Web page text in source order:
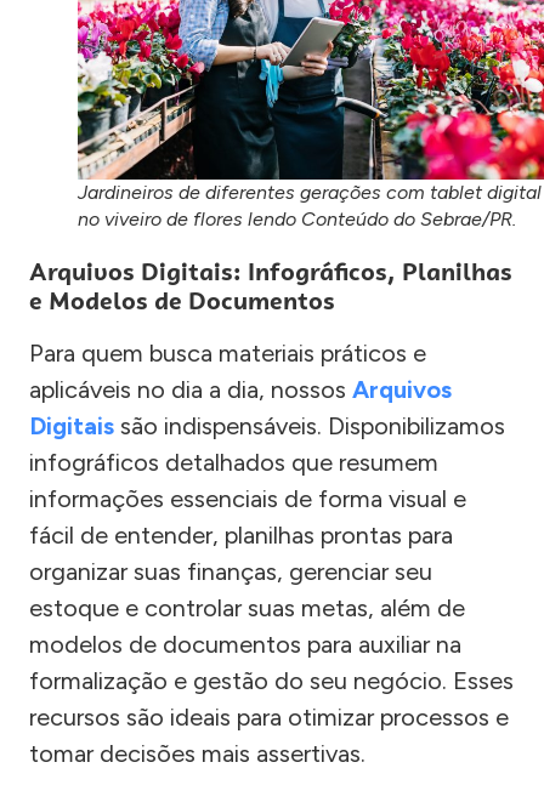
Jardineiros de diferentes gerações com tablet digital
no viveiro de flores lendo Conteúdo do Sebrae/PR.
Arquivos Digitais: Infográficos, Planilhas
e Modelos de Documentos
Para quem busca materiais práticos e
aplicáveis no dia a dia, nossos Arquivos
Digitais são indispensáveis. Disponibilizamos
infográficos detalhados que resumem
informações essenciais de forma visual e
fácil de entender, planilhas prontas para
organizar suas finanças, gerenciar seu
estoque e controlar suas metas, além de
modelos de documentos para auxiliar na
formalização e gestão do seu negócio. Esses
recursos são ideais para otimizar processos e
tomar decisões mais assertivas.